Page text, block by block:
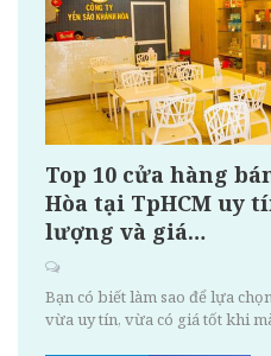
Top 10 cửa hàng
Hòa tại TpHCM uy
lượng và giá…
Bạn có biết làm sao để lựa
vừa uy tín, vừa có giá tốt khi